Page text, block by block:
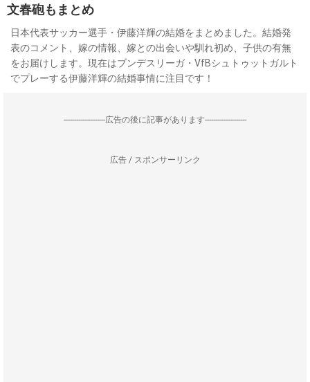
文春砲もまとめ
日本代表サッカー選手・伊藤洋輝の結婚をまとめました。結婚発
表のコメント、嫁の情報、嫁との出会いや馴れ初め、子供の有無
をお届けします。現在はブンデスリーガ・VfBシュトゥットガルト
でプレーする伊藤洋輝の結婚事情に注目です！
--------------------広告の後に記事があります--------------------
広告 / スポンサーリンク